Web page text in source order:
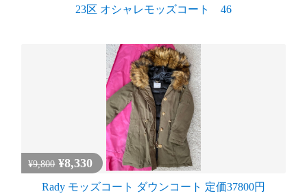
23区 オシャレモッズコート 46
¥9,800 ¥8,330
Rady モッズコート ダウンコート 定価37800円